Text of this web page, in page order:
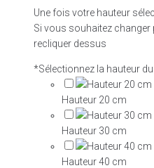
Une fois votre hauteur
Si vous souhaitez
recliquer dessus
*Sélectionnez la hauteur
Hauteur 20 cm
Hauteur 30 cm
Hauteur 40 cm